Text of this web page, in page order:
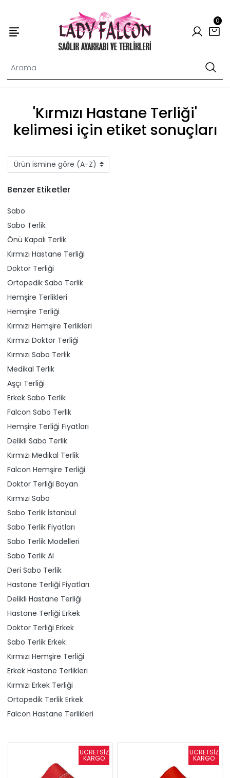
0
'Kırmızı Hastane Terliği'
kelimesi için etiket sonuçları
Benzer Etiketler
Sabo
Sabo Terlik
Önü Kapalı Terlik
Kırmızı Hastane Terliği
Doktor Terliği
Ortopedik Sabo Terlik
Hemşire Terlikleri
Hemşire Terliği
Kırmızı Hemşire Terlikleri
Kırmızı Doktor Terliği
Kırmızı Sabo Terlik
Medikal Terlik
Aşçı Terliği
Erkek Sabo Terlik
Falcon Sabo Terlik
Hemşire Terliği Fiyatları
Delikli Sabo Terlik
Kırmızı Medikal Terlik
Falcon Hemşire Terliği
Doktor Terliği Bayan
Kırmızı Sabo
Sabo Terlik İstanbul
Sabo Terlik Fiyatları
Sabo Terlik Modelleri
Sabo Terlik Al
Deri Sabo Terlik
Hastane Terliği Fiyatları
Delikli Hastane Terliği
Hastane Terliği Erkek
Doktor Terliği Erkek
Sabo Terlik Erkek
Kırmızı Hemşire Terliği
Erkek Hastane Terlikleri
Kırmızı Erkek Terliği
Ortopedik Terlik Erkek
Falcon Hastane Terlikleri